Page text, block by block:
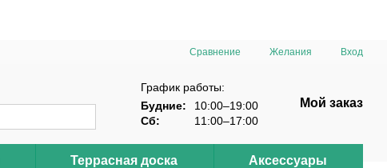
Сравнение Желания Вход
График работы:
Будние:
10:00–19:00
Сб:
11:00–17:00
Мой заказ
Террасная доска Аксессуары